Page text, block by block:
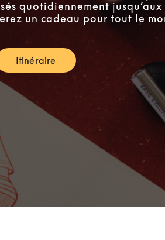
quotidiennement jusqu’aux
un cadeau pour tout le
ItinéraireLink Opens in New Tab